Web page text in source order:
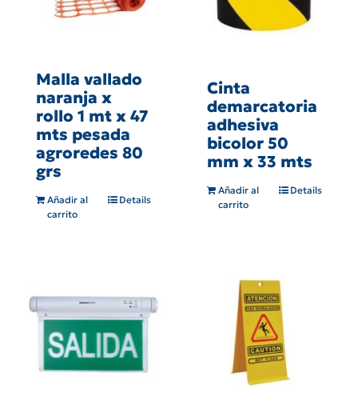
Malla vallado
naranja x
rollo 1 mt x 47
mts pesada
agroredes 80
grs
Añadir al
carrito
Details
Cinta
demarcatoria
adhesiva
bicolor 50
mm x 33 mts
Añadir al
carrito
Details